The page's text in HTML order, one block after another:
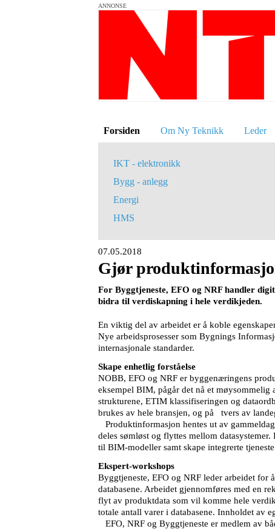
ANNONSE
Forsiden Om Ny Teknikk Leder
IKT - elektronikk
Bygg - anlegg
Energi
HMS
07.05.2018
Gjør
For Byggtjeneste, EFO og NRF handler
bidra til verdiskapning i hele verdikjeden.
En viktig del av arbeidet er å koble
Nye arbeidsprosesser som Bygnings
internasjonale standarder.
Skape enhetlig forståelse
NOBB, EFO og NRF er byggenæringens
eksempel BIM, pågår det nå et
strukturene, ETIM klassifiseringen og
brukes av hele bransjen, og på tvers av
Produktinformasjon hentes ut av
deles sømløst og flyttes mellom
til BIM-modeller samt skape integrerte
Ekspert-workshops
Byggtjeneste, EFO og NRF leder arbeidet for
databasene. Arbeidet gjennomføres med en
flyt av produktdata som vil komme hele
totale antall varer i databasene. Innholdet av
EFO, NRF og Byggtjeneste er medlem av